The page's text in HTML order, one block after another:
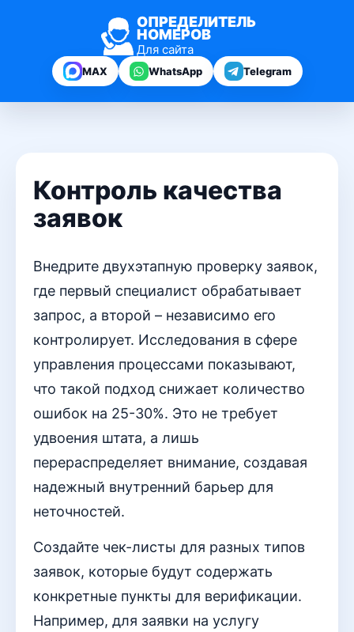
ОПРЕДЕЛИТЕЛЬ
НОМЕРОВ
Для сайта
MAX WhatsApp Telegram
Контроль качества
заявок
Внедрите двухэтапную проверку заявок,
где первый специалист обрабатывает
запрос, а второй – независимо его
контролирует. Исследования в сфере
управления процессами показывают,
что такой подход снижает количество
ошибок на 25-30%. Это не требует
удвоения штата, а лишь
перераспределяет внимание, создавая
надежный внутренний барьер для
неточностей.
Создайте чек-листы для разных типов
заявок, которые будут содержать
конкретные пункты для верификации.
Например, для заявки на услугу